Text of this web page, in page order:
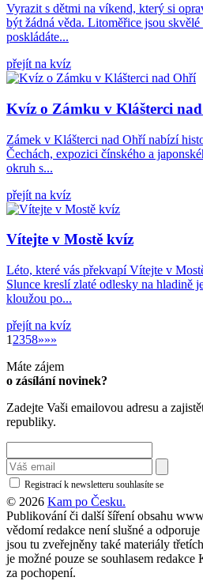
Vyrazit s dětmi na víkend, který si
být žádná věda. Litoměřice jsou
poskládáte...
přejít na kvíz
Kvíz o Zámku v Klášterci
Zámek v Klášterci nad Ohří nabízí
Čechách, expozici čínského a
okruh s...
přejít na kvíz
Vítejte v Mostě kvíz
Léto, které vás překvapí Vítejte v
Slunce kreslí zlaté odlesky na hladině
kloužou po...
přejít na kvíz
1 2358»»
»»
Máte zájem
o zásílání novinek?
Zadejte Vaši emailovou adresu a
republiky.
Registrací k newsletteru souhlasíte se
© 2026 Kam po Česku.
Publikování či další šíření obsahu
vědomí redakce není slušné a
jsou tu zveřejněny také materiály
je možné pouze se souhlasem
za pochopení.